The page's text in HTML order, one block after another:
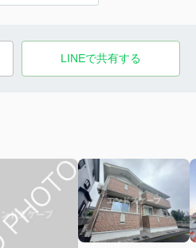
LINEで共有する